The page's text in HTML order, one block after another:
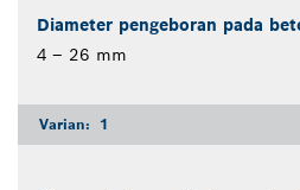
Diameter pengeboran pada
4 – 26 mm
Varian: 1